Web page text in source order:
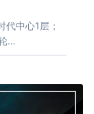
中心1层；
…